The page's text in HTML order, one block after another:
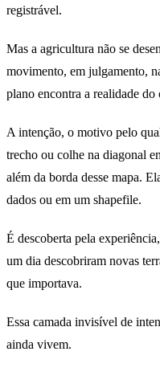
registrável.
Mas a agricultura não se
movimento, em julgamento,
plano encontra a realidade do
A intenção, o motivo pelo
trecho ou colhe na diagonal
além da borda desse mapa.
dados ou em um shapefile.
É descoberta pela
um dia descobriram novas
que importava.
Essa camada invisível de
ainda vivem.